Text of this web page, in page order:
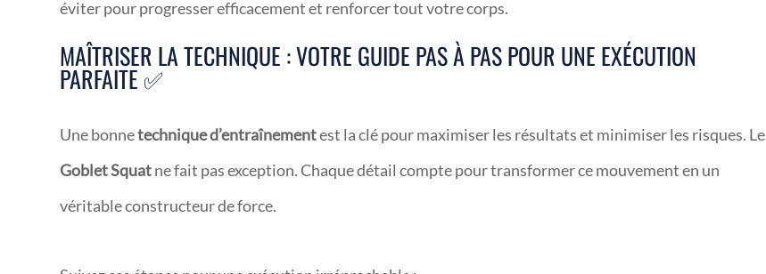
MAÎTRISER LA TECHNIQUE : VOTRE GUIDE PAS À PAS POUR UNE EXÉCUTION
PARFAITE ✅
Une bonnetechnique d’entraînementest la clé pour maximiser les résultats et minimiser les risques. Le
Goblet Squatne fait pas exception. Chaque détail compte pour transformer ce mouvement en un
véritable constructeur de force.